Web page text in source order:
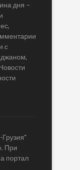
дня –
с
При
портал